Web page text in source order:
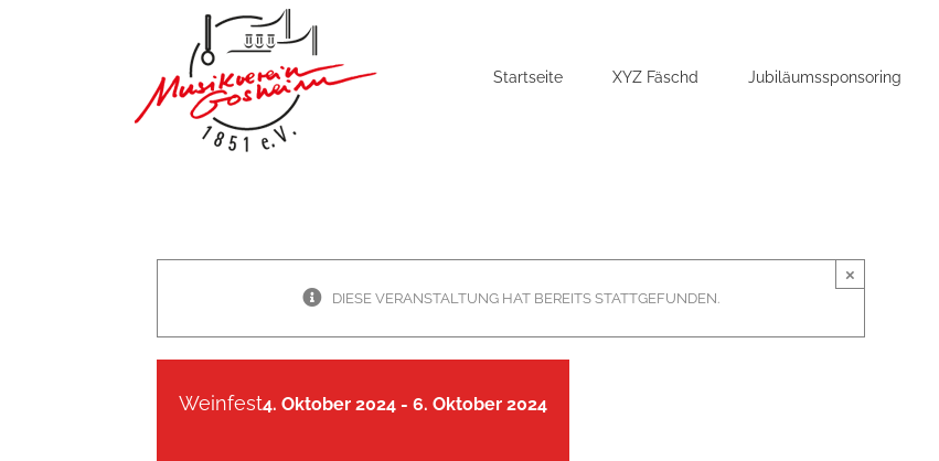
Startseite XYZ Fäschd Jubiläumssponsoring
×
DIESE VERANSTALTUNG HAT BEREITS STATTGEFUNDEN.
Weinfest4. Oktober 2024 - 6. Oktober 2024